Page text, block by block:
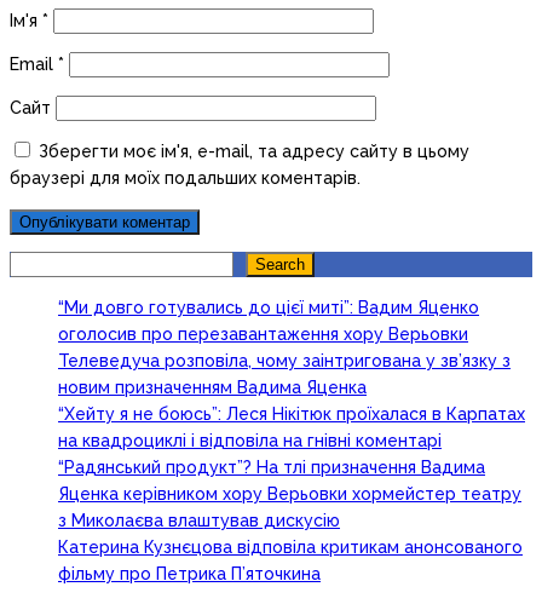
Ім'я *
Email *
Сайт
Зберегти моє ім'я, e-mail, та адресу сайту в цьому
браузері для моїх подальших коментарів.
Search
“Ми довго готувались до цієї миті”: Вадим Яценко
оголосив про перезавантаження хору Верьовки
Телеведуча розповіла, чому заінтригована у зв’язку з
новим призначенням Вадима Яценка
“Хейту я не боюсь”: Леся Нікітюк проїхалася в Карпатах
на квадроциклі і відповіла на гнівні коментарі
“Радянський продукт”? На тлі призначення Вадима
Яценка керівником хору Верьовки хормейстер театру
з Миколаєва влаштував дискусію
Катерина Кузнєцова відповіла критикам анонсованого
фільму про Петрика П’яточкина